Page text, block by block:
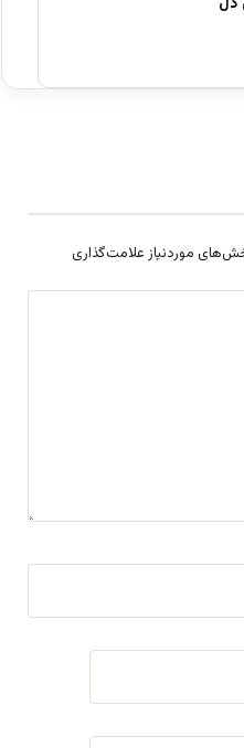
موردنیاز علامت‌گذاری